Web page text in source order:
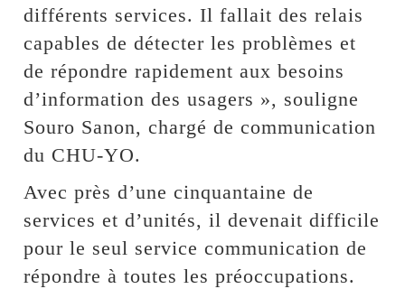
différents services. Il fallait des relais
capables de détecter les problèmes et
de répondre rapidement aux besoins
d’information des usagers », souligne
Souro Sanon, chargé de communication
du CHU-YO.
Avec près d’une cinquantaine de
services et d’unités, il devenait difficile
pour le seul service communication de
répondre à toutes les préoccupations.